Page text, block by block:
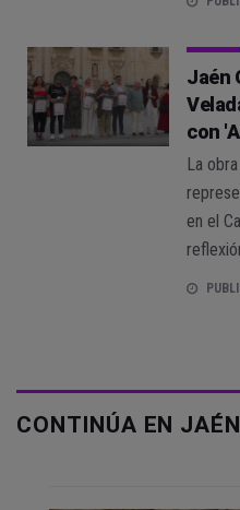
Jaén
con
La
en el
CONTINÚA EN